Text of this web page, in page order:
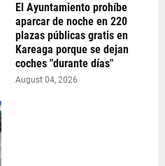
El Ayuntamiento prohíbe
aparcar de noche en 220
plazas públicas gratis en
Kareaga porque se dejan
coches "durante días"
August 04, 2026